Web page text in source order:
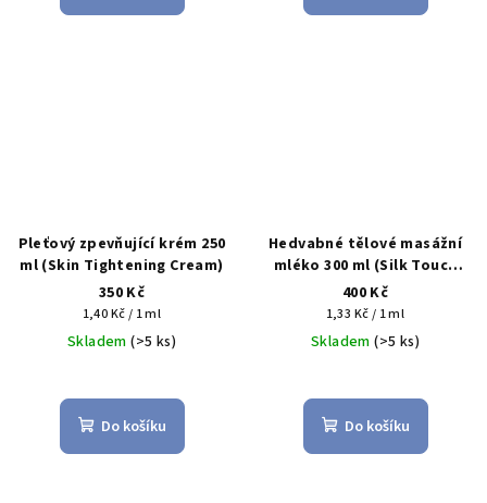
Pleťový zpevňující krém 250
ml (Skin Tightening Cream)
350 Kč
Měrná
cena:
1,40 Kč / 1 ml
Skladem(>5 ks)
Do košíku
Hedvabné tělové masážní
mléko 300 ml (Silk Touch
Body Massage Milk)
400 Kč
Měrná
cena:
1,33 Kč / 1 ml
Skladem(>5 ks)
Do košíku